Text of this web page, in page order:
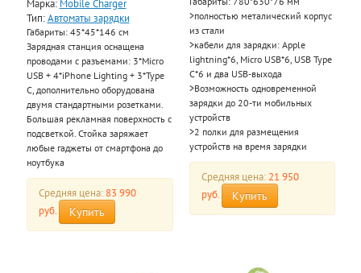
Марка: Mobile Charger
Тип:Автоматы зарядки
Габариты: 45*45*146 см
Зарядная станция оснащена
проводами с разъемами: 3*Micro
USB + 4*iPhone Lighting + 3*Type
C, дополнительно оборудована
двумя стандартными розетками.
Большая рекламная поверхность с
подсветкой. Стойка заряжает
любые гаджеты от смартфона до
ноутбука
Средняя цена: 83 990
руб.
Купить
>полностью металический корпус
из стали
>кабели для зарядки: Apple
lightning*6, Micro USB*6, USB Type
C*6 и два USB-выхода
>Возможность одновременной
зарядки до 20-ти мобильных
устройств
>2 полки для размещения
устройств на время зарядки
Средняя цена: 21 950
руб.
Купить